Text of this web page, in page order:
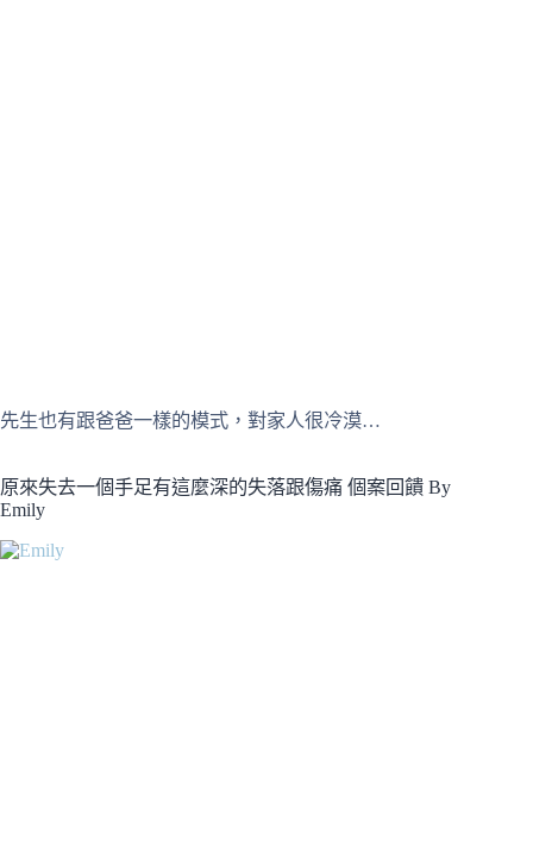
先生也有跟爸爸一樣的模式，對家人很冷漠…
原來失去一個手足有這麼深的失落跟傷痛 個案回饋 By
Emily